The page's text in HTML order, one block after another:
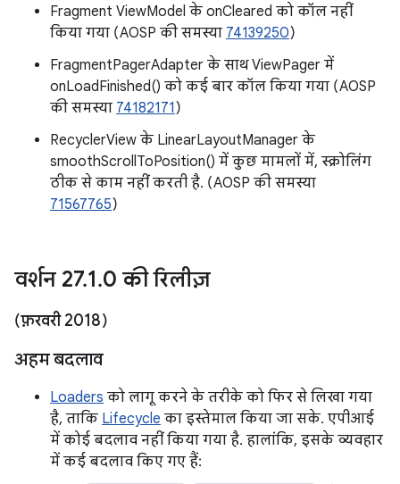
Fragment ViewModel के onCleared को कॉल नहीं
किया गया (AOSP की समस्या 74139250)
FragmentPagerAdapter के साथ ViewPager में
onLoadFinished() को कई बार कॉल किया गया (AOSP
की समस्या 74182171 )
RecyclerView के LinearLayoutManager के
smoothScrollToPosition() में कुछ मामलों में, स्क्रोलिंग
ठीक से काम नहीं करती है. (AOSP की समस्या
71567765)
वर्शन 27.1.0 की रिलीज़
(फ़रवरी 2018)
अहम बदलाव
Loaders को लागू करने के तरीके को फिर से लिखा गया
है, ताकि Lifecycle का इस्तेमाल किया जा सके. एपीआई
में कोई बदलाव नहीं किया गया है. हालांकि, इसके व्यवहार
में कई बदलाव किए गए हैं: